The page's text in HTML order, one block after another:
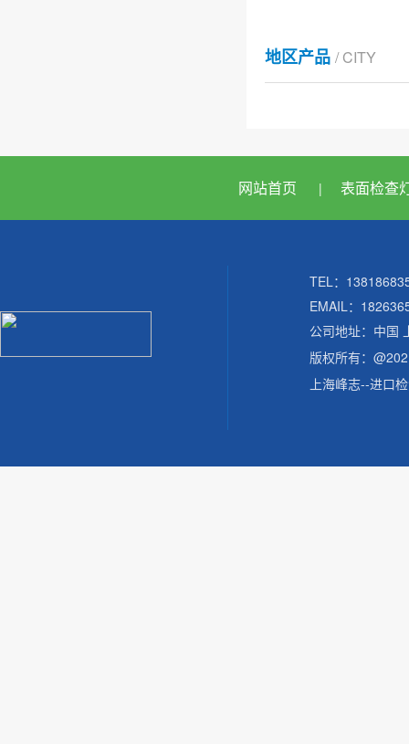
地区产品 / CITY
网站首页 | 表面检查
TEL：
EMAIL：
公司地址：中国
版权所有：
上海峰志--进口